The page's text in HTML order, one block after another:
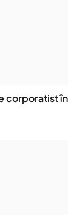
corporatist